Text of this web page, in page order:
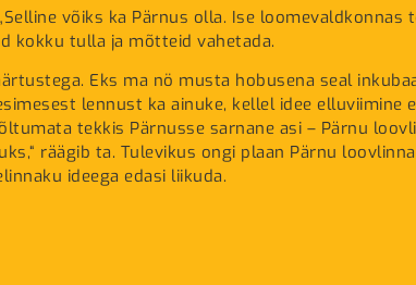
võiks ka Pärnus olla. Ise loomevaldkonnas
kokku tulla ja mõtteid vahetada.
Eks ma nö musta hobusena seal
lennust ka ainuke, kellel idee elluviimine
tekkis Pärnusse sarnane asi – Pärnu
räägib ta. Tulevikus ongi plaan Pärnu
ideega edasi liikuda.